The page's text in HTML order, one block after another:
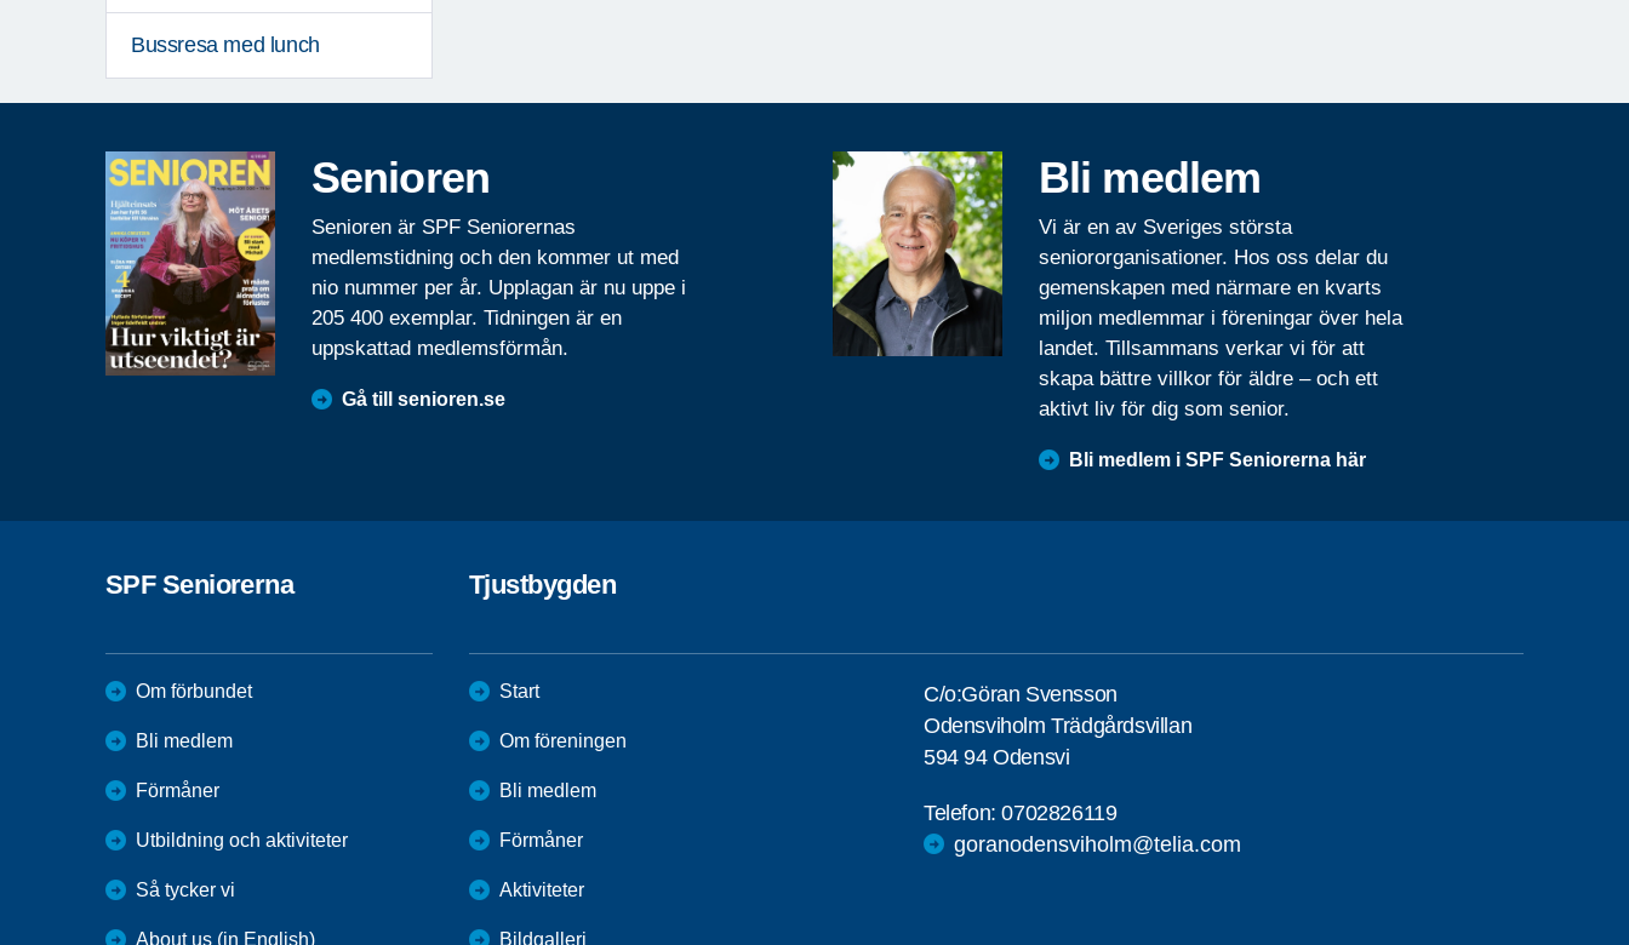
Bussresa med lunch
Senioren
Senioren är SPF Seniorernas
medlemstidning och den kommer ut med
nio nummer per år. Upplagan är nu uppe i
205 400 exemplar. Tidningen är en
uppskattad medlemsförmån.
Gå till senioren.se
Bli medlem
Vi är en av Sveriges största
seniororganisationer. Hos oss delar du
gemenskapen med närmare en kvarts
miljon medlemmar i föreningar över hela
landet. Tillsammans verkar vi för att
skapa bättre villkor för äldre – och ett
aktivt liv för dig som senior.
Bli medlem i SPF Seniorerna här
SPF Seniorerna
Om förbundet
Bli medlem
Förmåner
Utbildning och aktiviteter
Så tycker vi
About us (in English)
Tjustbygden
Start
Om föreningen
Bli medlem
Förmåner
Aktiviteter
Bildgalleri
C/o:Göran Svensson
Odensviholm Trädgårdsvillan
594 94 Odensvi
Telefon:0702826119
goranodensviholm@telia.com